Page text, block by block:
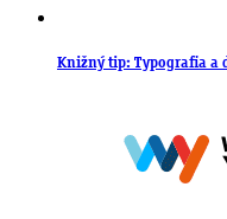
Knižný tip: Typografia a